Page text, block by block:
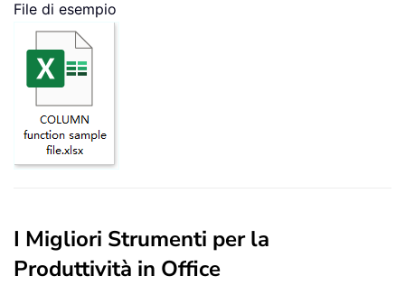
File di esempio
I Migliori Strumenti per la
Produttività in Office